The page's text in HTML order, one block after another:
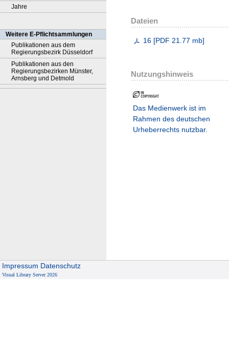
Jahre
Weitere E-Pflichtsammlungen
Publikationen aus dem
Regierungsbezirk Düsseldorf
Publikationen aus den
Regierungsbezirken Münster,
Arnsberg und Detmold
Dateien
16 [PDF 21.77 mb]
Nutzungshinweis
Das Medienwerk ist im
Rahmen des deutschen
Urheberrechts nutzbar.
Impressum Datenschutz
Visual Library Server 2026